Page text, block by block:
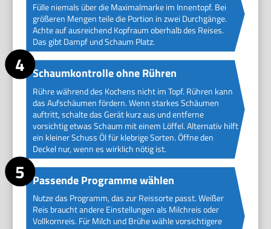
Fülle niemals über die Maximalmarke im Innentopf. Bei
größeren Mengen teile die Portion in zwei Durchgänge.
Achte auf ausreichend Kopfraum oberhalb des Reises.
Das gibt Dampf und Schaum Platz.
Schaumkontrolle ohne Rühren
Rühre während des Kochens nicht im Topf. Rühren kann
das Aufschäumen fördern. Wenn starkes Schäumen
auftritt, schalte das Gerät kurz aus und entferne
vorsichtig etwas Schaum mit einem Löffel. Alternativ hilft
ein kleiner Schuss Öl für klebrige Sorten. Öffne den
Deckel nur, wenn es wirklich nötig ist.
Passende Programme wählen
Nutze das Programm, das zur Reissorte passt. Weißer
Reis braucht andere Einstellungen als Milchreis oder
Vollkornreis. Für Milch und Brühe wähle vorsichtigere